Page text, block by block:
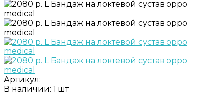
Артикул:
В наличии: 1 шт